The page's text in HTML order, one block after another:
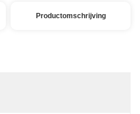
Productomschrijving